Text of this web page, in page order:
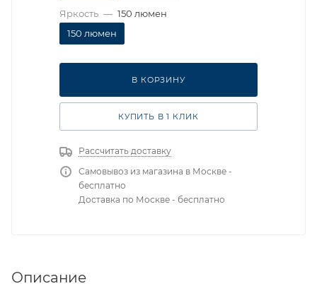
Яркость — 150 люмен
150 люмен
В КОРЗИНУ
КУПИТЬ В 1 КЛИК
Рассчитать доставку
Самовывоз из магазина в Москве -
бесплатно
Доставка по Москве - бесплатно
Описание